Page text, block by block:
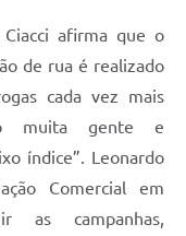
afirma que o
de rua é realizado
cada vez mais
muita gente e
índice”. Leonardo
Comercial em
as campanhas,